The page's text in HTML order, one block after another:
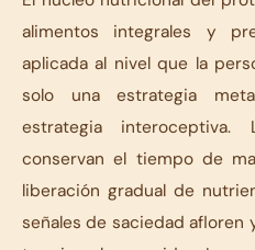
alimentos integrales y
aplicada al nivel que la
solo una estrategia
estrategia interoceptiva.
conservan el tiempo de
liberación gradual de
señales de saciedad